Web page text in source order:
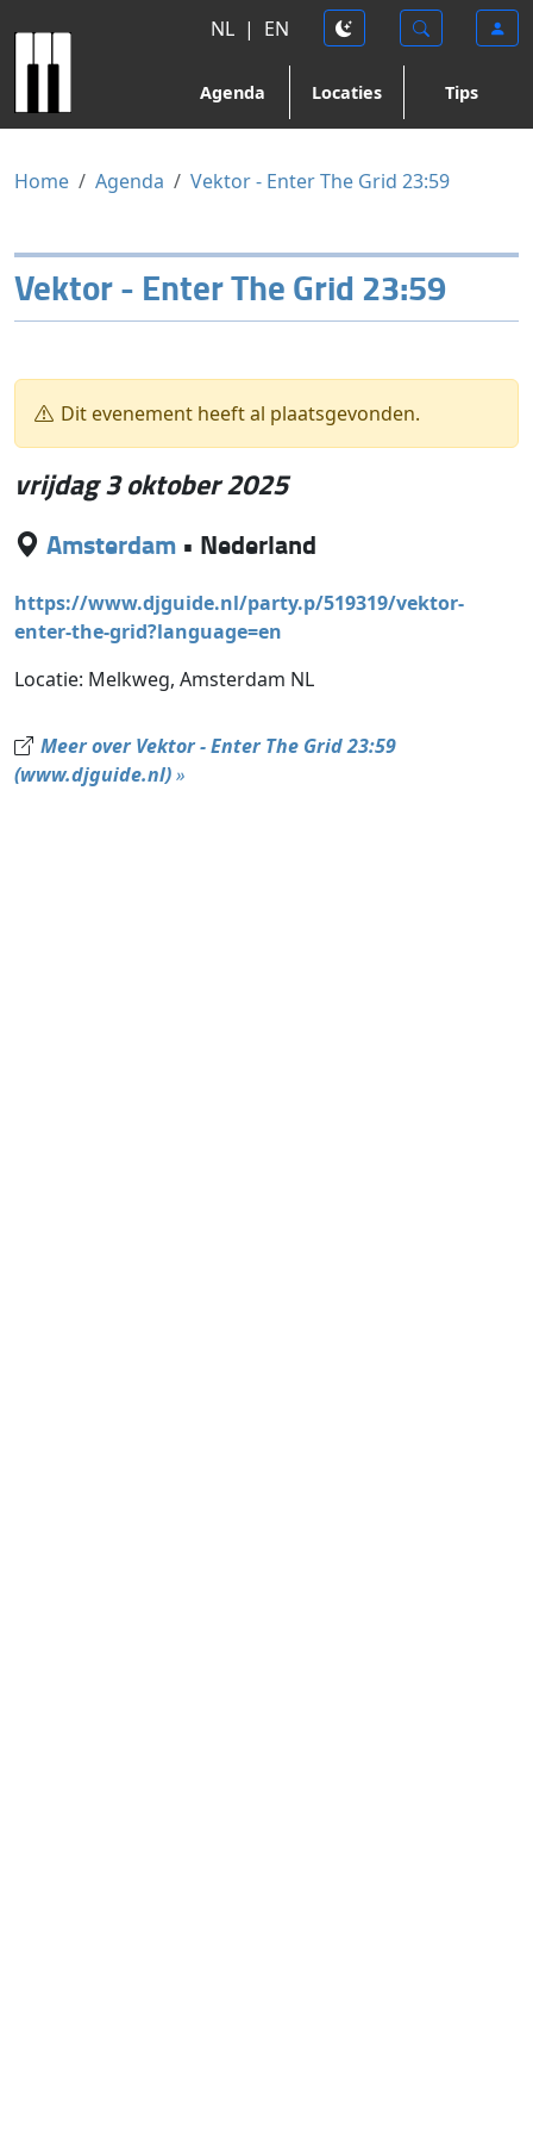
NL | EN
Agenda Locaties Tips
Home Agenda Vektor - Enter The Grid 23:59
Vektor - Enter The Grid 23:59
Dit evenement heeft al plaatsgevonden.
vrijdag 3 oktober 2025
Amsterdam • Nederland
https://www.djguide.nl/party.p/519319/vektor-
enter-the-grid?language=en
Locatie: Melkweg, Amsterdam NL
Meer over Vektor - Enter The Grid 23:59
(www.djguide.nl)»